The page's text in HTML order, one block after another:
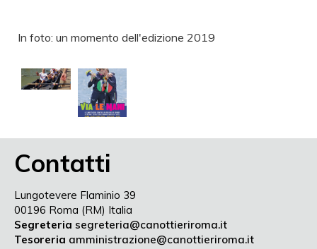
In foto: un momento dell'edizione 2019
Contatti
Lungotevere Flaminio 39
00196 Roma (RM) Italia
Segreteria segreteria@canottieriroma.it
Tesoreria amministrazione@canottieriroma.it